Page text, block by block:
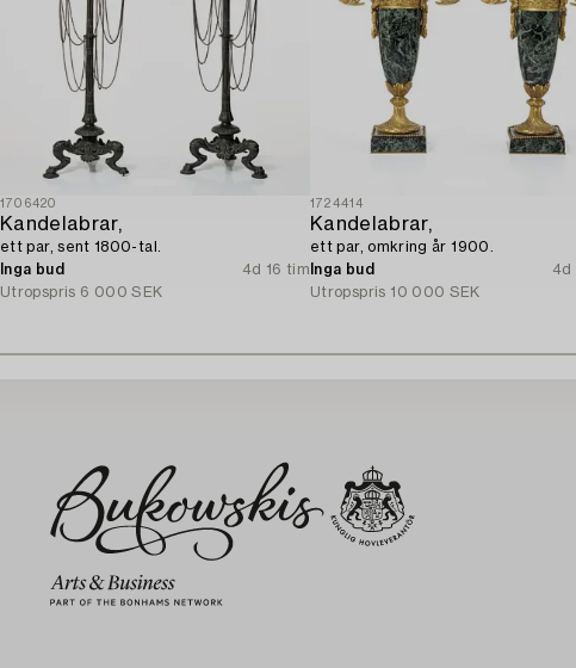
1706420
Kandelabrar,
ett par, sent 1800-tal.
Inga bud
4d 16 tim
Utropspris 6 000 SEK
1724414
Kandelabrar,
ett par, omkring år 1900.
Inga bud
4d
Utropspris 10 000 SEK